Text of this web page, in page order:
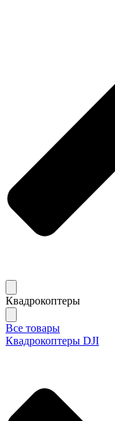
Квадрокоптеры
Все товары
Квадрокоптеры DJI